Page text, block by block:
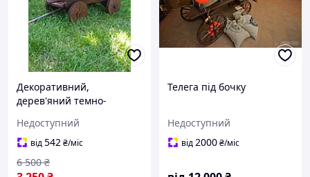
Декоративний,
дерев'яний темно-
роботи для саду та
подвір'я, 80х50 см
Недоступний
від542₴/міс
6 500 ₴
Телега під бочку
Недоступний
від2000₴/міс